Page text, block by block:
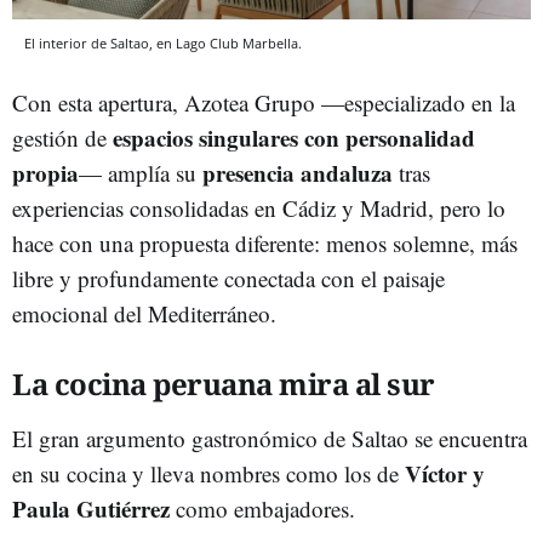
El interior de Saltao, en Lago Club Marbella.
Con esta apertura, Azotea Grupo —especializado en la
gestión de espacios singulares con personalidad
propia— amplía su presencia andaluza tras
experiencias consolidadas en Cádiz y Madrid, pero lo
hace con una propuesta diferente: menos solemne, más
libre y profundamente conectada con el paisaje
emocional del Mediterráneo.
La cocina peruana mira al sur
El gran argumento gastronómico de Saltao se encuentra
en su cocina y lleva nombres como los de Víctor y
Paula Gutiérrez como embajadores.